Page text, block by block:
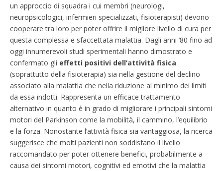
un approccio di squadra i cui membri (neurologi,
neuropsicologici, infermieri specializzati, fisioterapisti) devono
cooperare tra loro per poter offrire il migliore livello di cura per
questa complessa e sfaccettata malattia. Dagli anni ’80 fino ad
oggi innumerevoli studi sperimentali hanno dimostrato e
confermato gli effetti positivi dell’attività fisica
(soprattutto della fisioterapia) sia nella gestione del declino
associato alla malattia che nella riduzione al minimo dei limiti
da essa indotti. Rappresenta un efficace trattamento
alternativo in quanto è in grado di migliorare i principali sintomi
motori del Parkinson come la mobilità, il cammino, l’equilibrio
e la forza. Nonostante l’attività fisica sia vantaggiosa, la ricerca
suggerisce che molti pazienti non soddisfano il livello
raccomandato per poter ottenere benefici, probabilmente a
causa dei sintomi motori, cognitivi ed emotivi che la malattia